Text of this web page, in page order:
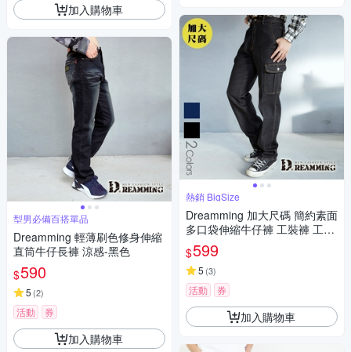
加入購物車
型男必備百搭單品
Dreamming 輕薄刷色修身伸縮
直筒牛仔長褲 涼感-黑色
$590
5 (2)
活動 券
加入購物車
熱銷 BigSize
Dreamming 加大尺碼 簡約素面
多口袋伸縮牛仔褲 工裝褲 工作
褲-共二色
$599
5 (3)
活動 券
加入購物車